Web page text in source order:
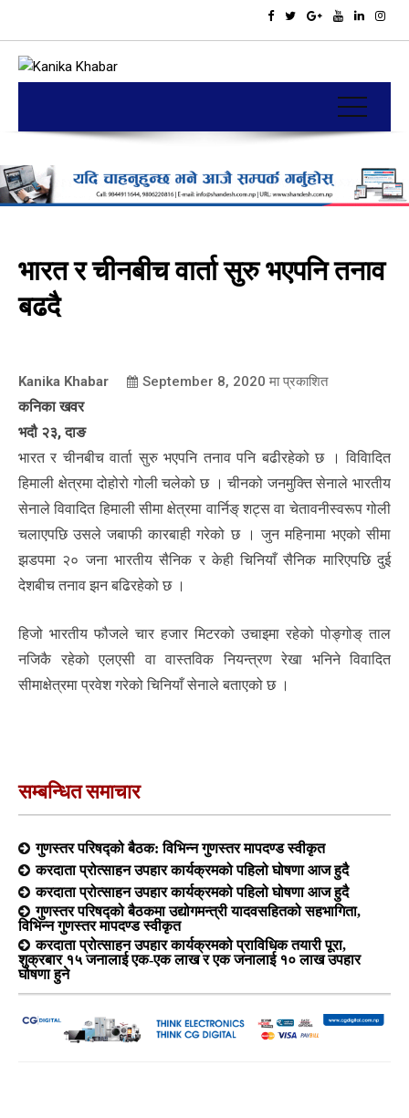
भारत र चीनबीच वार्ता सुरु भएपनि तनाव
बढदै
Kanika Khabar September 8, 2020 मा प्रकाशित
कनिका खवर
भदौ २३, दाङ
भारत र चीनबीच वार्ता सुरु भएपनि तनाव पनि बढीरहेको छ । विविादित
हिमाली क्षेत्रमा दोहोरो गोली चलेको छ । चीनको जनमुक्ति सेनाले भारतीय
सेनाले विवादित हिमाली सीमा क्षेत्रमा वार्निङ् शट्स वा चेतावनीस्वरूप गोली
चलाएपछि उसले जबाफी कारबाही गरेको छ । जुन महिनामा भएको सीमा
झडपमा २० जना भारतीय सैनिक र केही चिनियाँ सैनिक मारिएपछि दुई
देशबीच तनाव झन बढिरहेको छ ।
हिजो भारतीय फौजले चार हजार मिटरको उचाइमा रहेको पोङ्गोङ् ताल
नजिकै रहेको एलएसी वा वास्तविक नियन्त्रण रेखा भनिने विवादित
सीमाक्षेत्रमा प्रवेश गरेको चिनियाँ सेनाले बताएको छ ।
सम्बन्धित समाचार
गुणस्तर परिषद्को बैठक: विभिन्न गुणस्तर मापदण्ड स्वीकृत
करदाता प्रोत्साहन उपहार कार्यक्रमको पहिलो घोषणा आज हुदै
करदाता प्रोत्साहन उपहार कार्यक्रमको पहिलो घोषणा आज हुदै
गुणस्तर परिषद्को बैठकमा उद्योगमन्त्री यादवसहितको सहभागिता,
विभिन्न गुणस्तर मापदण्ड स्वीकृत
करदाता प्रोत्साहन उपहार कार्यक्रमको प्राविधिक तयारी पूरा,
शुक्रबार १५ जनालाई एक-एक लाख र एक जनालाई १० लाख उपहार
घोषणा हुने